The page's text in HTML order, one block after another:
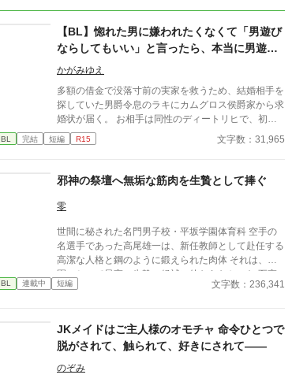
【BL】惚れた男に嫌われたくなくて「男遊び
ならしてもいい」と言ったら、本当に男遊び
を始められて絶望している侯爵令息の話
かがみゆえ
多額の借金で没落寸前の実家を救うため、結婚相手を
探していた男爵令息のラキにカムグロス侯爵家から求
婚状が届く。 お相手は同性のディートリヒで、初対
面で歓迎されるどころか冷たく突き放されてしまう。
『必要最低限関わるな』 『愛人を作るな』 『男遊び
済する条件を言われたラキは、学園で令息たちとの交
流を満喫中。 褒め上手なラキの周りには可愛い令息
が集まり、推し活状態に。 一方、ディートリヒだけ
た不器用侯爵令息に、幸せな未来は訪れるのか？ .
BL 完結 短編 R15 文字数：31,965
邪神の祭壇へ無垢な筋肉を生贄として捧ぐ
零
世間に秘された名門男子校・平坂学園体育科 空手の
名選手であった高尾雄一は、新任教師として赴任する
高潔な人格と鋼のように鍛えられた肉体 それは、学
園にとって最高の生贄の候補に他ならなかった 至高
の筋肉を持つ、精神を削られ意志をなくした青年を太
消える教師 山奥の男子校で繰り広げられるダークフ
ァンタジー
BL 連載中 短編 文字数：236,341
JKメイドはご主人様のオモチャ 命令ひとつで
脱がされて、触られて、好きにされて――
のぞみ